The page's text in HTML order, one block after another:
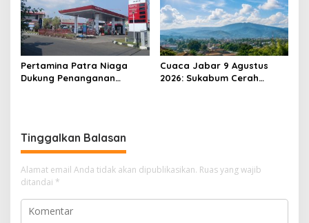
Pertamina Patra Niaga
Dukung Penanganan
Cuaca Jabar 9 Agustus
2026: Sukabum Cerah
Tinggalkan Balasan
Alamat email Anda tidak akan dipublikasikan. Ruas yang wajib
ditandai *